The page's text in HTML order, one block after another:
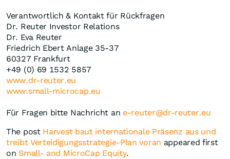
Verantwortlich & Kontakt für Rückfragen
Dr. Reuter Investor Relations
Dr. Eva Reuter
Friedrich Ebert Anlage 35-37
60327 Frankfurt
+49 (0) 69 1532 5857
www.dr-reuter.eu
www.small-microcap.eu
Für Fragen bitte Nachricht an e-reuter@dr-reuter.eu
The post Harvest baut internationale Präsenz aus und
treibt Verteidigungsstrategie-Plan voran appeared first
on Small- and MicroCap Equity.